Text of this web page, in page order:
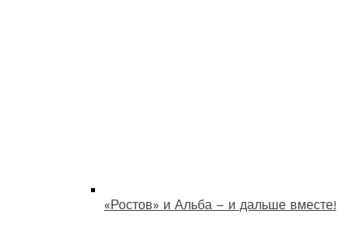
«Ростов» и Альба – и дальше вместе!